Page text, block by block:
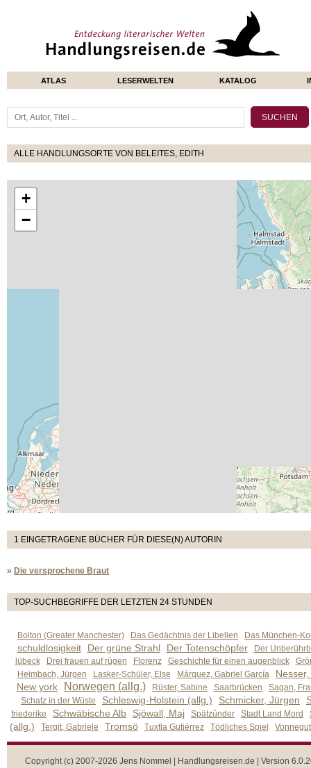
ATLAS LESERWELTEN KATALOG
ALLE HANDLUNGSORTE VON BELEITES, EDITH
+
−
1 EINGETRAGENE BÜCHER FÜR DIESE(N) AUTORIN
» Die versprochene Braut
TOP-SUCHBEGRIFFE DER LETZTEN 24 STUNDEN
Bolton (Greater Manchester) Das Gedächtnis der Libellen Das München-
schuldlosigkeit Der grüne Strahl Der Totenschöpfer
Der
lübeck
Drei frauen auf rügen Florenz Geschichte für einen augenblick
Heimbach, Jürgen
Lasker-Schüler, Else Márquez, Gabriel García
New york
Norwegen (allg.) Rüster, Sabine Saarbrücken
Sagan,
Schatz in der Wüste
Schleswig-Holstein (allg.) Schmicker, Jürgen
friederike Schwäbische Alb Sjöwall, Maj Spätzünder Stadt Land Mord
(allg.) Tergit, Gabriele Tromsö Tuxtla Gutiérrez Tödliches Spiel
Copyright (c) 2007-2026 Jens Nommel | Handlungsreisen.de | Version